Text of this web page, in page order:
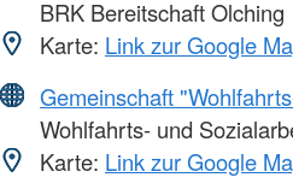
BRK Bereitschaft Olching
Karte: Link zur Google
Gemeinschaft
Wohlfahrts- und
Karte: Link zur Google